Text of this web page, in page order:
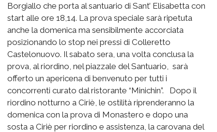
Borgiallo che porta al santuario di Sant’ Elisabetta con
start alle ore 18,14. La prova speciale sarà ripetuta
anche la domenica ma sensibilmente accorciata
posizionando lo stop nei pressi di Colleretto
Castelonuovo. Il sabato sera, una volta conclusa la
prova, al riordino, nel piazzale del Santuario, sarà
offerto un apericena di benvenuto per tutti i
concorrenti curato dal ristorante “Minichin”. Dopo il
riordino notturno a Ciriè, le ostilità riprenderanno la
domenica con la prova di Monastero e dopo una
sosta a Ciriè per riordino e assistenza, la carovana del